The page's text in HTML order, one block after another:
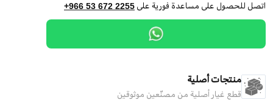
اتصل للحصول على مساعدة فورية على +966 53 672 2255
منتجات أصلية
قطع غيار أصلية من مصنّعين موثوقين